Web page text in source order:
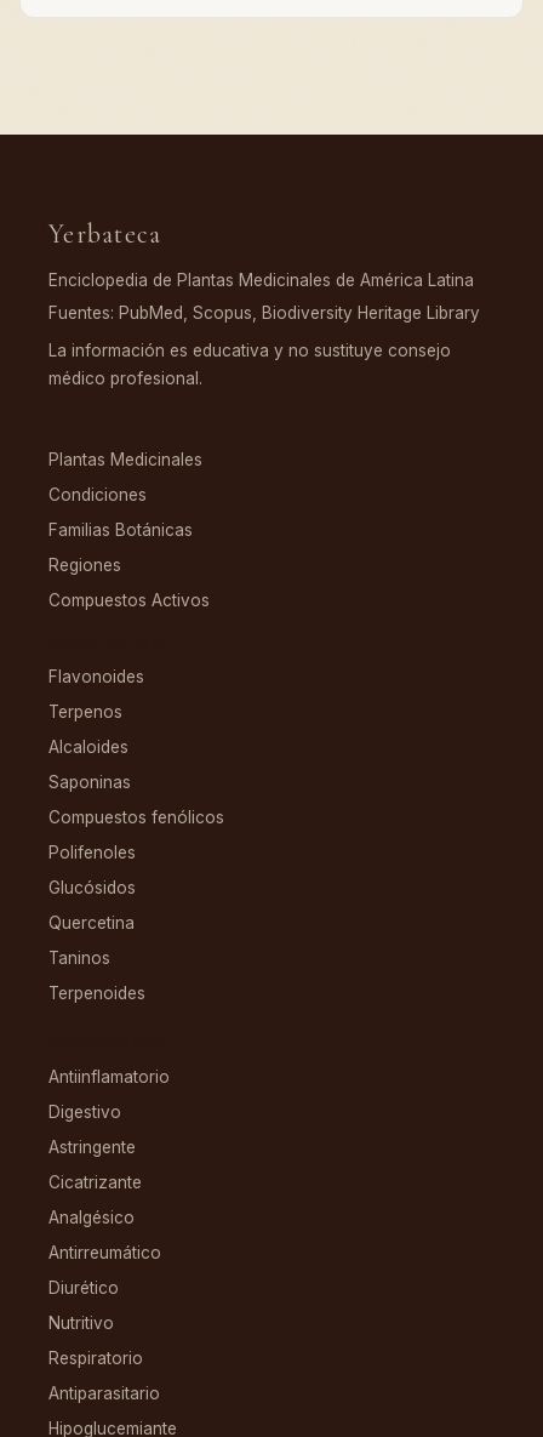
Yerbateca
Enciclopedia de Plantas Medicinales de América Latina
Fuentes: PubMed, Scopus, Biodiversity Heritage Library
La información es educativa y no sustituye consejo
médico profesional.
Plantas Medicinales
Condiciones
Familias Botánicas
Regiones
Compuestos Activos
Flavonoides
Terpenos
Alcaloides
Saponinas
Compuestos fenólicos
Polifenoles
Glucósidos
Quercetina
Taninos
Terpenoides
Antiinflamatorio
Digestivo
Astringente
Cicatrizante
Analgésico
Antirreumático
Diurético
Nutritivo
Respiratorio
Antiparasitario
Hipoglucemiante